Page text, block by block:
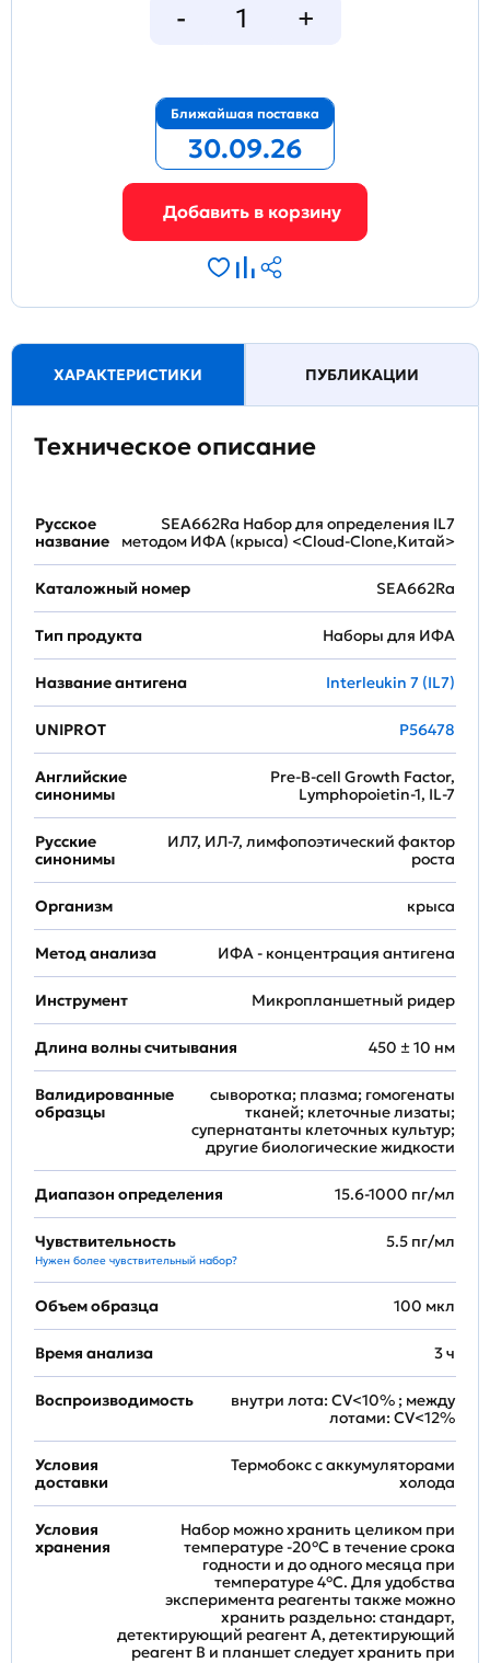
Ближайшая поставка
30.09.26
ХАРАКТЕРИСТИКИ ПУБЛИКАЦИИ
Техническое описание
Русское
название
SEA662Ra Набор для определения IL7
методом ИФА (крыса) <Cloud-Clone,Китай>
Каталожный номер SEA662Ra
Тип продукта Наборы для ИФА
Название антигена Interleukin 7 (IL7)
UNIPROT P56478
Английские
синонимы
Pre-B-cell Growth Factor,
Lymphopoietin-1, IL-7
Русские
синонимы
ИЛ7, ИЛ-7, лимфопоэтический фактор
роста
Организм крыса
Метод анализа ИФА - концентрация антигена
Инструмент Микропланшетный ридер
Длина волны считывания 450 ± 10 нм
Валидированные
образцы
сыворотка; плазма; гомогенаты
тканей; клеточные лизаты;
супернатанты клеточных культур;
другие биологические жидкости
Диапазон определения 15.6-1000 пг/мл
Чувствительность
Нужен более чувствительный набор?
5.5 пг/мл
Объем образца 100 мкл
Время анализа 3 ч
Воспроизводимость
внутри лота: CV<10% ; между
лотами: CV<12%
Условия
доставки
Термобокс с аккумуляторами
холода
Условия
хранения
Набор можно хранить целиком при
температуре -20°C в течение срока
годности и до одного месяца при
температуре 4°C. Для удобства
эксперимента реагенты также можно
хранить раздельно: стандарт,
детектирующий реагент A, детектирующий
реагент B и планшет следует хранить при